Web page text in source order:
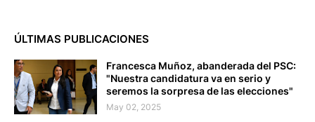
ÚLTIMAS PUBLICACIONES
Francesca Muñoz, abanderada del PSC:
"Nuestra candidatura va en serio y
seremos la sorpresa de las elecciones"
May 02, 2025